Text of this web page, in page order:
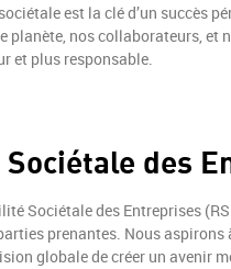
est la clé d’un succès
nos collaborateurs, et
et plus responsable.
des
Sociétale des Entreprises
prenantes. Nous
globale de créer un